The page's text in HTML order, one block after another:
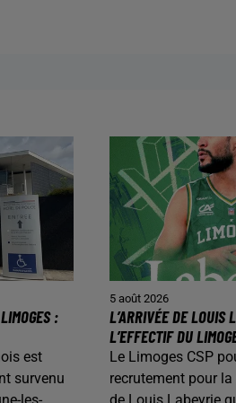
:
est
survenu
5 août 2026
L’ARRIVÉE DE LOUIS
L’EFFECTIF DU
Le Limoges CSP
recrutement pour la